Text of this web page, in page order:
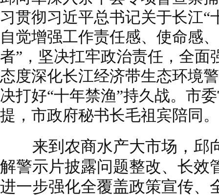
习贯彻习近平总书记关于长江“
自觉增强工作责任感、使命感
者”，坚决扛牢政治责任，全
态度深化长江经济带生态环境
决打好“十年禁渔”持久战。市
提，市政府秘书长毛祖宾陪同。
来到农商水产大市场，邱
解警示片披露问题整改、长效
进一步强化全覆盖政策宣传、